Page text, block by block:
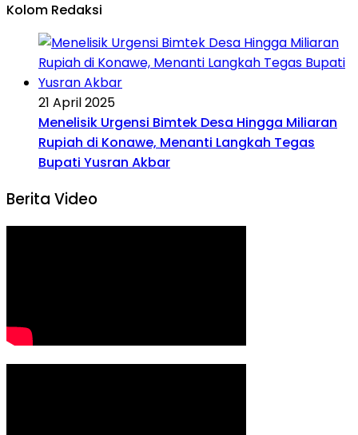
Kolom Redaksi
21 April 2025
Menelisik Urgensi Bimtek Desa Hingga Miliaran
Rupiah di Konawe, Menanti Langkah Tegas
Bupati Yusran Akbar
Berita Video